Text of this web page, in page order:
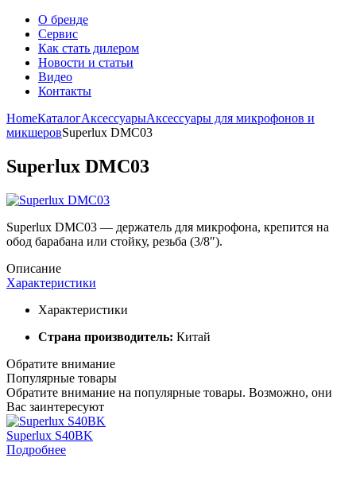
О бренде
Сервис
Как стать дилером
Новости и статьи
Видео
Контакты
HomeКаталогАксессуарыАксессуары для микрофонов и
микшеровSuperlux DMC03
Superlux DMC03
Superlux DMC03 — держатель для микрофона, крепится на
обод барабана или стойку, резьба (3/8″).
Описание
Характеристики
Характеристики
Страна производитель: Китай
Обратите внимание
Популярные товары
Обратите внимание на популярные товары. Возможно, они
Вас заинтересуют
Superlux S40BK
Подробнее